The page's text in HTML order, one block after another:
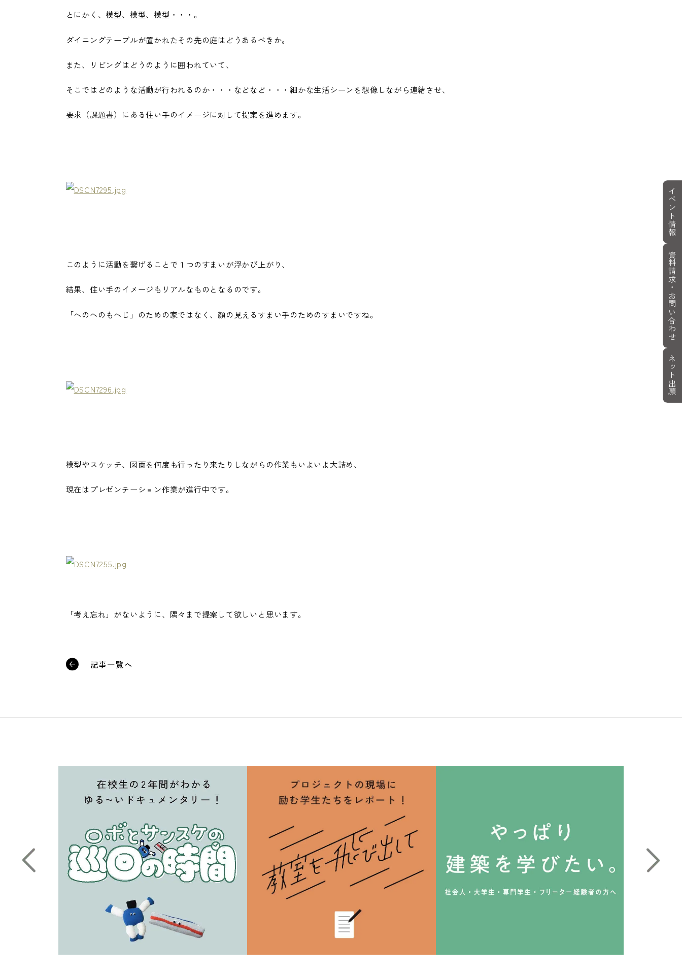
とにかく、模型、模型、模型・・・。
ダイニングテーブルが置かれたその先の庭はどうあるべきか。
また、リビングはどうのように囲われていて、
そこではどのような活動が行われるのか・・・などなど・・・細かな生活シーンを想像しながら連結させ、
要求（課題書）にある住い手のイメージに対して提案を進めます。
このように活動を繋げることで１つのすまいが浮かび上がり、
結果、住い手のイメージもリアルなものとなるのです。
「へのへのもへじ」のための家ではなく、顔の見えるすまい手のためのすまいですね。
模型やスケッチ、図面を何度も行ったり来たりしながらの作業もいよいよ大詰め、
現在はプレゼンテーション作業が進行中です。
「考え忘れ」がないように、隅々まで提案して欲しいと思います。
記事一覧へ
イベント情報
資料請求・
お問い合わせ
ネット出願